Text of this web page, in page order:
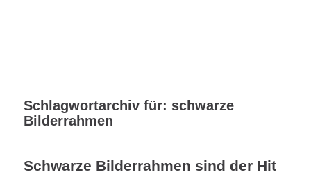
Schlagwortarchiv für: schwarze
Bilderrahmen
Schwarze Bilderrahmen sind der Hit